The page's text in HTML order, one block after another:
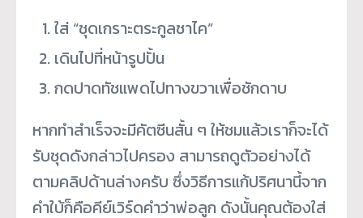
ใส่ “ชุดเกราะตระกูลซาไค”
เดินไปที่หน้ารูปปั้น
กดปาดทัชแพดไปทางขวาเพื่อชักดาบ
หากทำสำเร็จจะมีคัตซีนสั้น ๆ ให้ชมแล้วเราก็จะได้
รับชุดดังกล่าวไปครอง สามารถดูตัวอย่างได้
ตามคลิปด้านล่างครับ ซึ่งวิธีการแก้ปริศนานี้จาก
คำใบ้ก็คือคีย์เวิร์ดคำว่าพ่อลูก ดังนั้นคุณต้องใส่